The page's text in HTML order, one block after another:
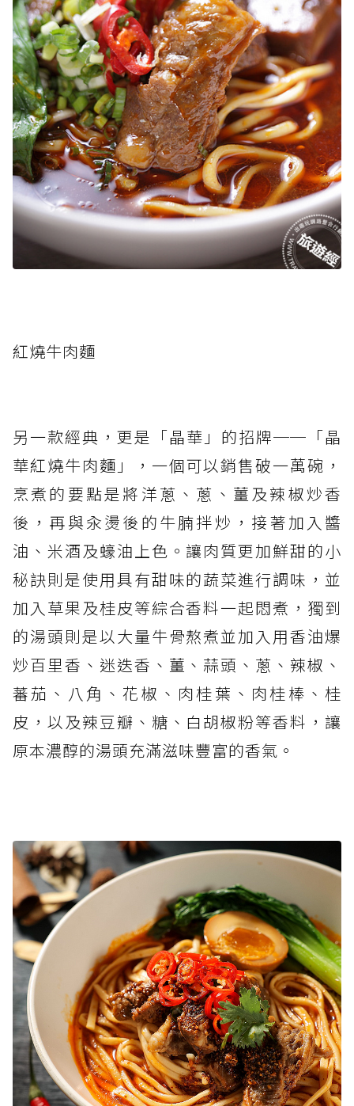
紅燒牛肉麵
另一款經典，更是「晶華」的招牌──「晶
華紅燒牛肉麵」，一個可以銷售破一萬碗，
烹煮的要點是將洋蔥、蔥、薑及辣椒炒香
後，再與汆燙後的牛腩拌炒，接著加入醬
油、米酒及蠔油上色。讓肉質更加鮮甜的小
秘訣則是使用具有甜味的蔬菜進行調味，並
加入草果及桂皮等綜合香料一起悶煮，獨到
的湯頭則是以大量牛骨熬煮並加入用香油爆
炒百里香、迷迭香、薑、蒜頭、蔥、辣椒、
蕃茄、八角、花椒、肉桂葉、肉桂棒、桂
皮，以及辣豆瓣、糖、白胡椒粉等香料，讓
原本濃醇的湯頭充滿滋味豐富的香氣。